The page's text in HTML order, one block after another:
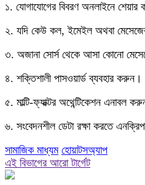
১. যোগাযোগের বিবরণ অনলাইনে
২. যদি কেউ কল, ইমেইল অথবা
৩. অজানা সোর্স থেকে আসা কোনো
৪. শক্তিশালী পাসওয়ার্ড ব্যবহার করুন।
৫. মাল্টি-ফ্যাক্টর অথেন্টিকেশন এনাবল
৬. সংবেদনশীল ডেটা রক্ষা করতে
সামাজিক মাধ্যম হোয়াটসঅ্যাপ
এই বিভাগের আরো টার্গেট